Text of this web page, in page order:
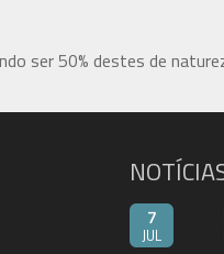
ser 50% destes de
7
JUL